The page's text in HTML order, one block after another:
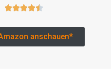
anschauen*